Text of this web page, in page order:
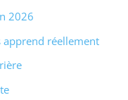
2026
réellement